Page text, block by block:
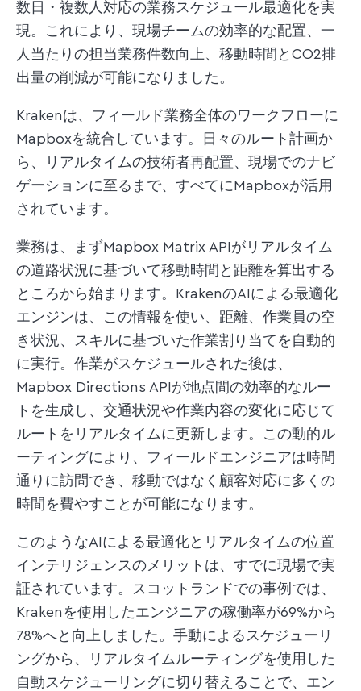
数日・複数人対応の業務スケジュール最適化を実
現。これにより、現場チームの効率的な配置、一
人当たりの担当業務件数向上、移動時間とCO2排
出量の削減が可能になりました。
Krakenは、フィールド業務全体のワークフローに
Mapboxを統合しています。日々のルート計画か
ら、リアルタイムの技術者再配置、現場でのナビ
ゲーションに至るまで、すべてにMapboxが活用
されています。
業務は、まずMapbox Matrix APIがリアルタイム
の道路状況に基づいて移動時間と距離を算出する
ところから始まります。KrakenのAIによる最適化
エンジンは、この情報を使い、距離、作業員の空
き状況、スキルに基づいた作業割り当てを自動的
に実行。作業がスケジュールされた後は、
Mapbox Directions APIが地点間の効率的なルー
トを生成し、交通状況や作業内容の変化に応じて
ルートをリアルタイムに更新します。この動的ル
ーティングにより、フィールドエンジニアは時間
通りに訪問でき、移動ではなく顧客対応に多くの
時間を費やすことが可能になります。
このようなAIによる最適化とリアルタイムの位置
インテリジェンスのメリットは、すでに現場で実
証されています。スコットランドでの事例では、
Krakenを使用したエンジニアの稼働率が69%から
78%へと向上しました。手動によるスケジューリ
ングから、リアルタイムルーティングを使用した
自動スケジューリングに切り替えることで、エン